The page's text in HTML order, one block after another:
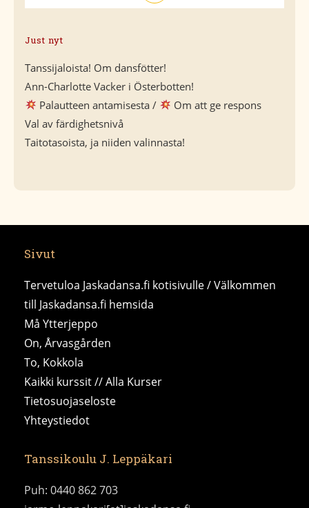
Just nyt
Tanssijaloista! Om dansfötter!
Ann-Charlotte Vacker i Österbotten!
Palautteen antamisesta /
Om att ge respons
Val av färdighetsnivå
Taitotasoista, ja niiden valinnasta!
Sivut
Tervetuloa Jaskadansa.fi kotisivulle / Välkommen
till Jaskadansa.fi hemsida
Må Ytterjeppo
On, Årvasgården
To, Kokkola
Kaikki kurssit // Alla Kurser
Tietosuojaseloste
Yhteystiedot
Tanssikoulu J. Leppäkari
Puh: 0440 862 703